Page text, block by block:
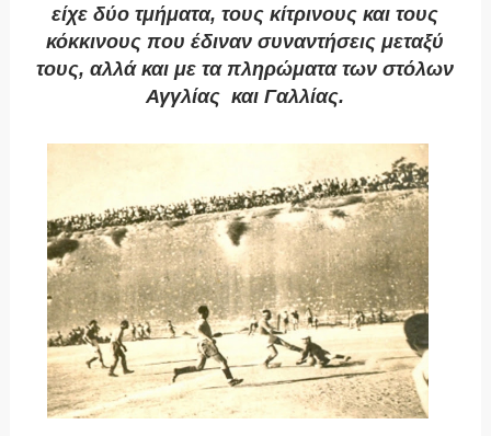
είχε δύο τμήματα, τους κίτρινους και τους
κόκκινους που έδιναν συναντήσεις μεταξύ
τους, αλλά και με τα πληρώματα των στόλων
Αγγλίας και Γαλλίας.